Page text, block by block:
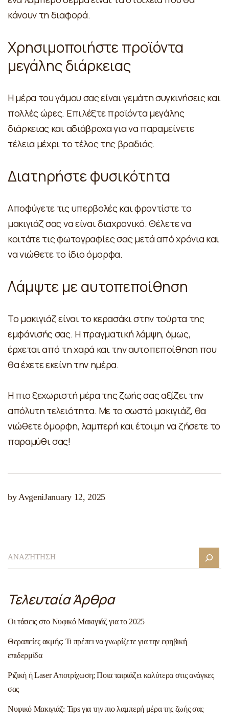
κάνουν τη διαφορά.
Χρησιμοποιήστε προϊόντα
μεγάλης διάρκειας
Η μέρα του γάμου σας είναι γεμάτη συγκινήσεις και
πολλές ώρες. Επιλέξτε προϊόντα μεγάλης
διάρκειας και αδιάβροχα για να παραμείνετε
τέλεια μέχρι το τέλος της βραδιάς.
Διατηρήστε φυσικότητα
Αποφύγετε τις υπερβολές και φροντίστε το
μακιγιάζ σας να είναι διαχρονικό. Θέλετε να
κοιτάτε τις φωτογραφίες σας μετά από χρόνια και
να νιώθετε το ίδιο όμορφα.
Λάμψτε με αυτοπεποίθηση
Το μακιγιάζ είναι το κερασάκι στην τούρτα της
εμφάνισής σας. Η πραγματική λάμψη, όμως,
έρχεται από τη χαρά και την αυτοπεποίθηση που
θα έχετε εκείνη την ημέρα.
Η πιο ξεχωριστή μέρα της ζωής σας αξίζει την
απόλυτη τελειότητα. Με το σωστό μακιγιάζ, θα
νιώθετε όμορφη, λαμπερή και έτοιμη να ζήσετε το
παραμύθι σας!
by AvgeniJanuary 12, 2025
Τελευταία Άρθρα
Οι τάσεις στο Νυφικό Μακιγιάζ για το 2025
Θεραπείες ακμής: Τι πρέπει να γνωρίζετε για την εφηβική
επιδερμίδα
Ριζική ή Laser Αποτρίχωση; Ποια ταιριάζει καλύτερα στις ανάγκες
σας
Νυφικό Μακιγιάζ: Tips για την πιο λαμπερή μέρα της ζωής σας